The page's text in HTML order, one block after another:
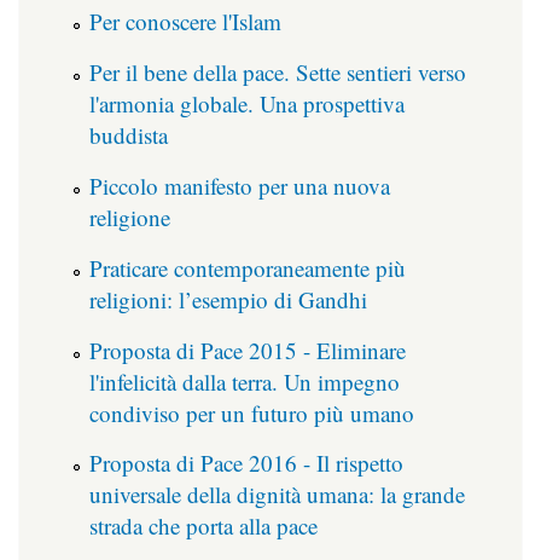
Per conoscere l'Islam
Per il bene della pace. Sette sentieri verso
l'armonia globale. Una prospettiva
buddista
Piccolo manifesto per una nuova
religione
Praticare contemporaneamente più
religioni: l’esempio di Gandhi
Proposta di Pace 2015 - Eliminare
l'infelicità dalla terra. Un impegno
condiviso per un futuro più umano
Proposta di Pace 2016 - Il rispetto
universale della dignità umana: la grande
strada che porta alla pace